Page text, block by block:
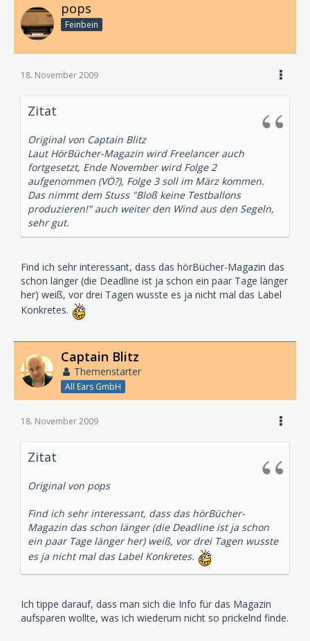
pops
Feinbein
18. November 2009
Zitat
Original von Captain Blitz
Laut HörBücher-Magazin wird Freelancer auch
fortgesetzt, Ende November wird Folge 2
aufgenommen (VÖ?), Folge 3 soll im März kommen.
Das nimmt dem Stuss "Bloß keine Testballons
produzieren!" auch weiter den Wind aus den Segeln,
sehr gut.
Find ich sehr interessant, dass das hörBücher-Magazin das
schon länger (die Deadline ist ja schon ein paar Tage länger
her) weiß, vor drei Tagen wusste es ja nicht mal das Label
Konkretes.
Captain Blitz
Themenstarter
All Ears GmbH
18. November 2009
Zitat
Original von pops
Find ich sehr interessant, dass das hörBücher-
Magazin das schon länger (die Deadline ist ja schon
ein paar Tage länger her) weiß, vor drei Tagen wusste
es ja nicht mal das Label Konkretes.
Ich tippe darauf, dass man sich die Info für das Magazin
aufsparen wollte, was ich wiederum nicht so prickelnd finde.